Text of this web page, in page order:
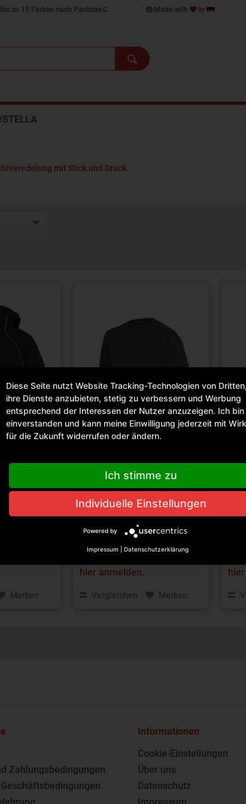
zu 15 Farben nach Pantone C Made with in
mit Stick und Druck.
bitte
Merken
FHB TIMO SWEATSHIRT
FHB79498
hier anmelden.
Vergleichen Merken
Zahlungsbedingungen
Informationen
Cookie-Einstellungen
Über uns
Datenschutz
Diese Seite nutzt Website Tracking-Technologien von
ihre Dienste anzubieten, stetig zu verbessern und Werbung
entsprechend der Interessen der Nutzer anzuzeigen. Ich
einverstanden und kann meine Einwilligung jederzeit mit
für die Zukunft widerrufen oder ändern.
Ich stimme zu
Individuelle Einstellungen
Powered by
Impressum Datenschutzerklärung